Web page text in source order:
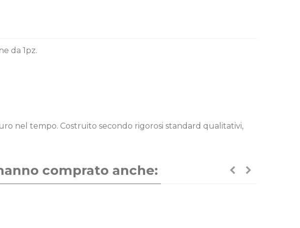
da 1pz.
nel tempo. Costruito secondo rigorosi standard qualitativi,
comprato anche: